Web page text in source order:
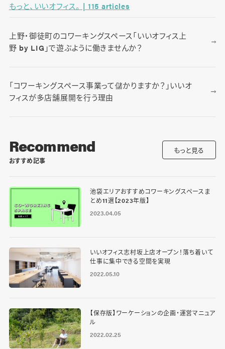
もっと、いいオフィス。 | 115 articles
上野・御徒町のコワーキングスペース「いいオフィス上
野 by LIG」で遊ぶように働きませんか？
「コワーキングスペース事業って儲かりますか？」いいオ
フィスが多店舗展開を行う理由
Recommend
おすすめ記事
もっと見る
池袋エリアおすすめコワーキングスペースま
とめ11選【2023年版】
2023.04.05
いいオフィス志村坂上店オープン！落ち着いて
仕事に集中できる空間を実現
2022.05.10
【保存版】ワーケーションの企画・運営マニュア
ル
2022.02.25